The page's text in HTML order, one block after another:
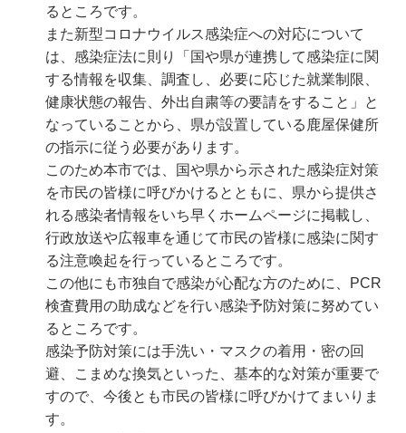
るところです。
また新型コロナウイルス感染症への対応について
は、感染症法に則り「国や県が連携して感染症に関
する情報を収集、調査し、必要に応じた就業制限、
健康状態の報告、外出自粛等の要請をすること」と
なっていることから、県が設置している鹿屋保健所
の指示に従う必要があります。
このため本市では、国や県から示された感染症対策
を市民の皆様に呼びかけるとともに、県から提供さ
れる感染者情報をいち早くホームページに掲載し、
行政放送や広報車を通じて市民の皆様に感染に関す
る注意喚起を行っているところです。
この他にも市独自で感染が心配な方のために、PCR
検査費用の助成などを行い感染予防対策に努めてい
るところです。
感染予防対策には手洗い・マスクの着用・密の回
避、こまめな換気といった、基本的な対策が重要で
すので、今後とも市民の皆様に呼びかけてまいりま
す。